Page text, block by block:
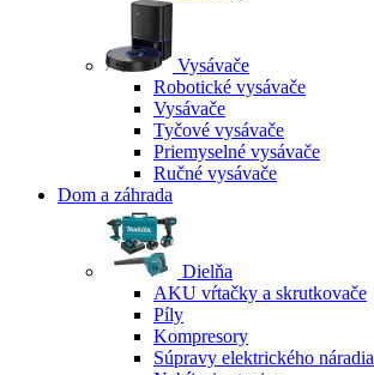
Vysávače
Robotické vysávače
Vysávače
Tyčové vysávače
Priemyselné vysávače
Ručné vysávače
Dom a záhrada
Dielňa
AKU vŕtačky a skrutkovače
Píly
Kompresory
Súpravy elektrického náradia